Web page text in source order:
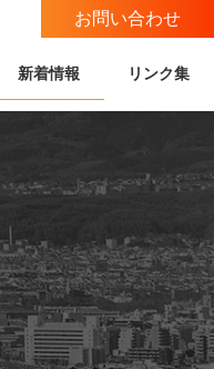
お問い合わせ
新着情報 リンク集